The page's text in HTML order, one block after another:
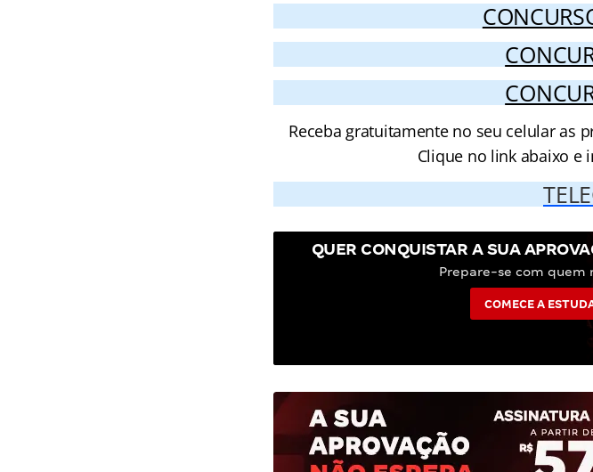
Receba gratuitamente no seu celular as
Clique no link abaixo e
QUER CONQUISTAR A SUA
Prepare-se com quem
COMECE A